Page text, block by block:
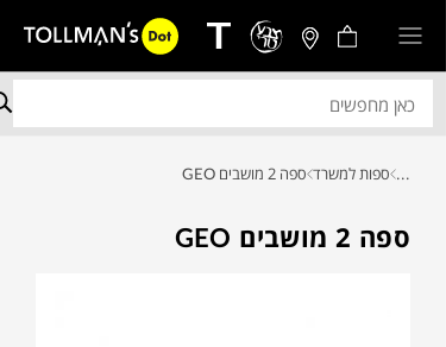
... ספות למשרד ספה 2 מושבים GEO
ספה 2 מושבים GEO